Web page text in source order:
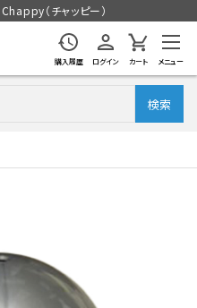
（チャッピー）
購入履歴 ログイン カート メニュー
検索